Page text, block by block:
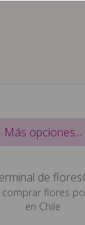
Más opciones...
de
comprar flores
en Chile